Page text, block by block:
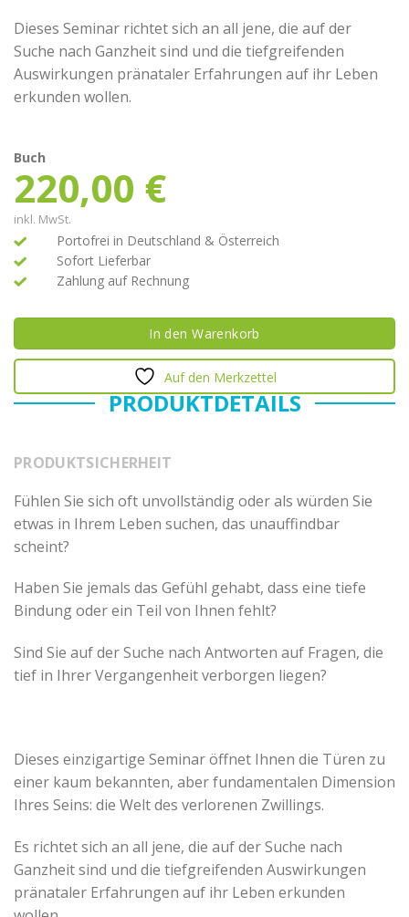
Dieses Seminar richtet sich an all jene, die auf der
Suche nach Ganzheit sind und die tiefgreifenden
Auswirkungen pränataler Erfahrungen auf ihr Leben
erkunden wollen.
Buch
220,00 €
inkl. MwSt.
Portofrei in Deutschland & Österreich
Sofort Lieferbar
Zahlung auf Rechnung
In den Warenkorb
Auf den Merkzettel
PRODUKTDETAILS
PRODUKTSICHERHEIT
Fühlen Sie sich oft unvollständig oder als würden Sie
etwas in Ihrem Leben suchen, das unauffindbar
scheint?
Haben Sie jemals das Gefühl gehabt, dass eine tiefe
Bindung oder ein Teil von Ihnen fehlt?
Sind Sie auf der Suche nach Antworten auf Fragen, die
tief in Ihrer Vergangenheit verborgen liegen?
Dieses einzigartige Seminar öffnet Ihnen die Türen zu
einer kaum bekannten, aber fundamentalen Dimension
Ihres Seins: die Welt des verlorenen Zwillings.
Es richtet sich an all jene, die auf der Suche nach
Ganzheit sind und die tiefgreifenden Auswirkungen
pränataler Erfahrungen auf ihr Leben erkunden